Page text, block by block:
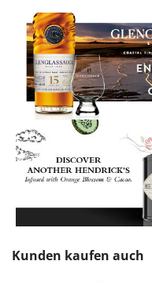
Produktgalerie überspringen
Kunden kaufen auch